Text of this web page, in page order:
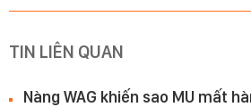
TIN LIÊN QUAN
Nàng WAG khiến sao MU mất